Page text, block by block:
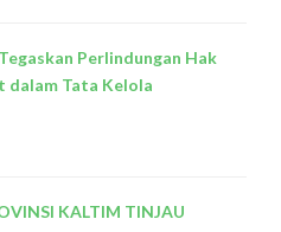
Perlindungan Hak
dalam Tata Kelola
KALTIM TINJAU